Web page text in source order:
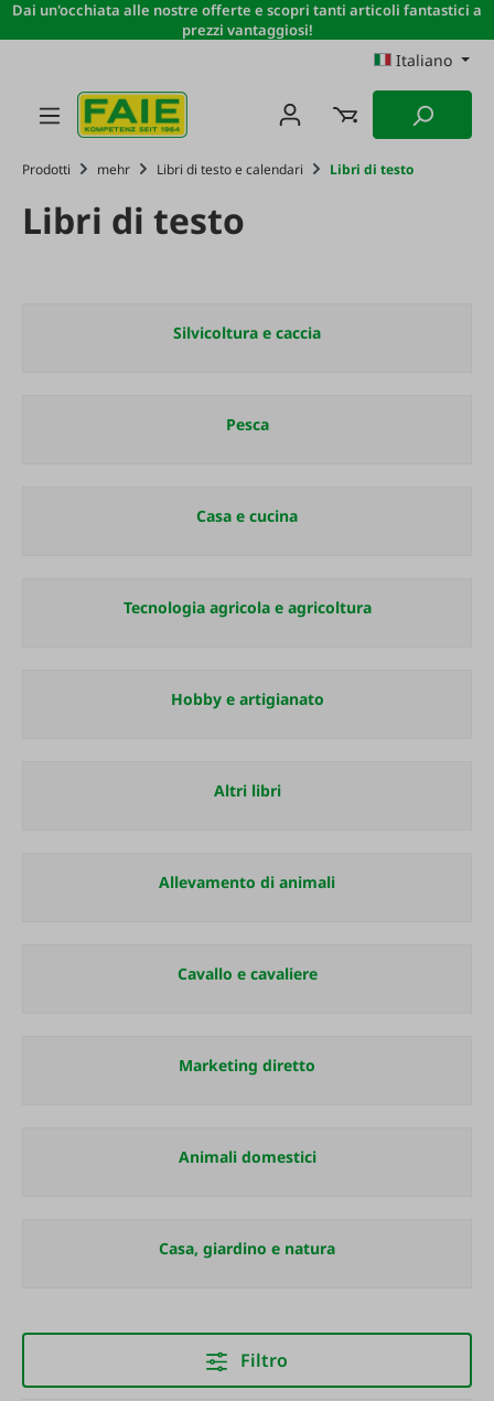
Passa al contenuto principale
Dai un'occhiata alle nostre offerte e scopri tanti articoli fantastici a
prezzi vantaggiosi!
Italiano
Prodotti mehr Libri di testo e calendari Libri di testo
Libri di testo
Silvicoltura e caccia
Pesca
Casa e cucina
Tecnologia agricola e agricoltura
Hobby e artigianato
Altri libri
Allevamento di animali
Cavallo e cavaliere
Marketing diretto
Animali domestici
Casa, giardino e natura
Filtro